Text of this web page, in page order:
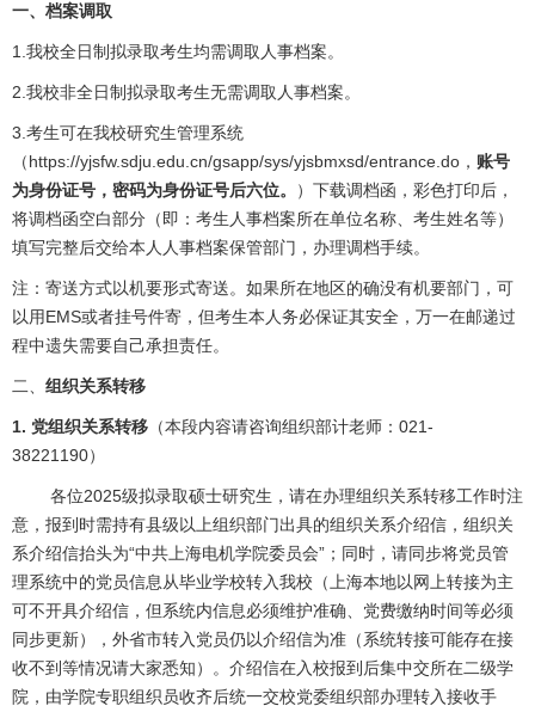
一、档案调取
1.我校全日制拟录取考生均需调取人事档案。
2.我校非全日制拟录取考生无需调取人事档案。
3.考生可在我校研究生管理系统
（https://yjsfw.sdju.edu.cn/gsapp/sys/yjsbmxsd/entrance.do ， 账号
为身份证号，密码为身份证号后六位。
）下载调档函，彩色打印后，
将调档函空白部分（即：考生人事档案所在单位名称、考生姓名等）
填写完整后交给本人人事档案保管部门，办理调档手续。
注：寄送方式以机要形式寄送。如果所在地区的确没有机要部门，可
以用EMS或者挂号件寄，但考生本人务必保证其安全，万一在邮递过
程中遗失需要自己承担责任。
二、 组织关系转移
1. 党组织关系转移 （本段内容请咨询组织部计老师：021-
38221190）
各位2025级拟录取硕士研究生，请在办理组织关系转移工作时注
意，报到时需持有县级以上组织部门出具的组织关系介绍信，组织关
系介绍信抬头为“中共上海电机学院委员会”；同时，请同步将党员管
理系统中的党员信息从毕业学校转入我校（上海本地以网上转接为主
可不开具介绍信，但系统内信息必须维护准确、党费缴纳时间等必须
同步更新），外省市转入党员仍以介绍信为准（系统转接可能存在接
收不到等情况请大家悉知）。介绍信在入校报到后集中交所在二级学
院，由学院专职组织员收齐后统一交校党委组织部办理转入接收手